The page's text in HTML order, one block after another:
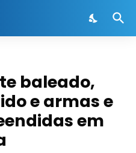
baleado,
e armas e
em